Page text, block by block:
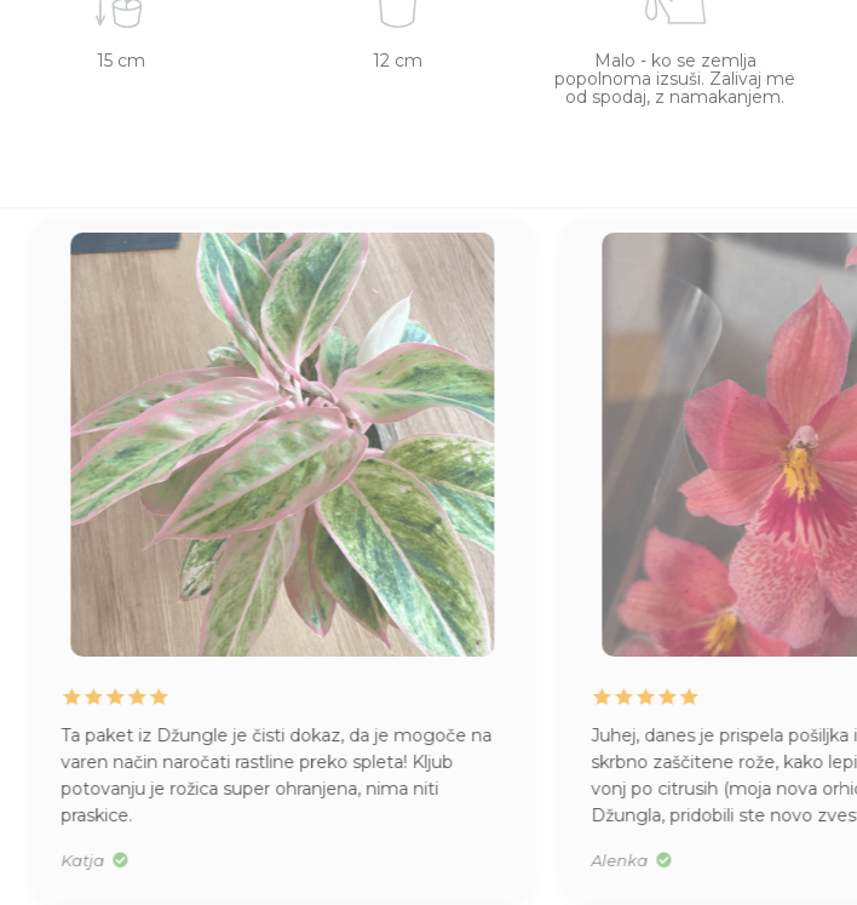
15 cm 12 cm
Malo - ko se zemlja
popolnoma izsuši. Zalivaj me
od spodaj, z namakanjem.
Ta paket iz Džungle je čisti dokaz, da je mogoče na
varen način naročati rastline preko spleta! Kljub
potovanju je rožica super ohranjena, nima niti
praskice.
Katja
Juhej, danes je prispela
skrbno zaščitene rože, kako
vonj po citrusih (moja nova
Džungla, pridobili ste novo
Alenka